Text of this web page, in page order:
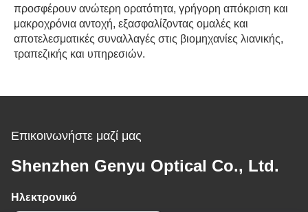
προσφέρουν ανώτερη ορατότητα, γρήγορη απόκριση και
μακροχρόνια αντοχή, εξασφαλίζοντας ομαλές και
αποτελεσματικές συναλλαγές στις βιομηχανίες λιανικής,
τραπεζικής και υπηρεσιών.
Επικοινωνήστε μαζί μας
Shenzhen Genyu Optical Co., Ltd.
Ηλεκτρονικό